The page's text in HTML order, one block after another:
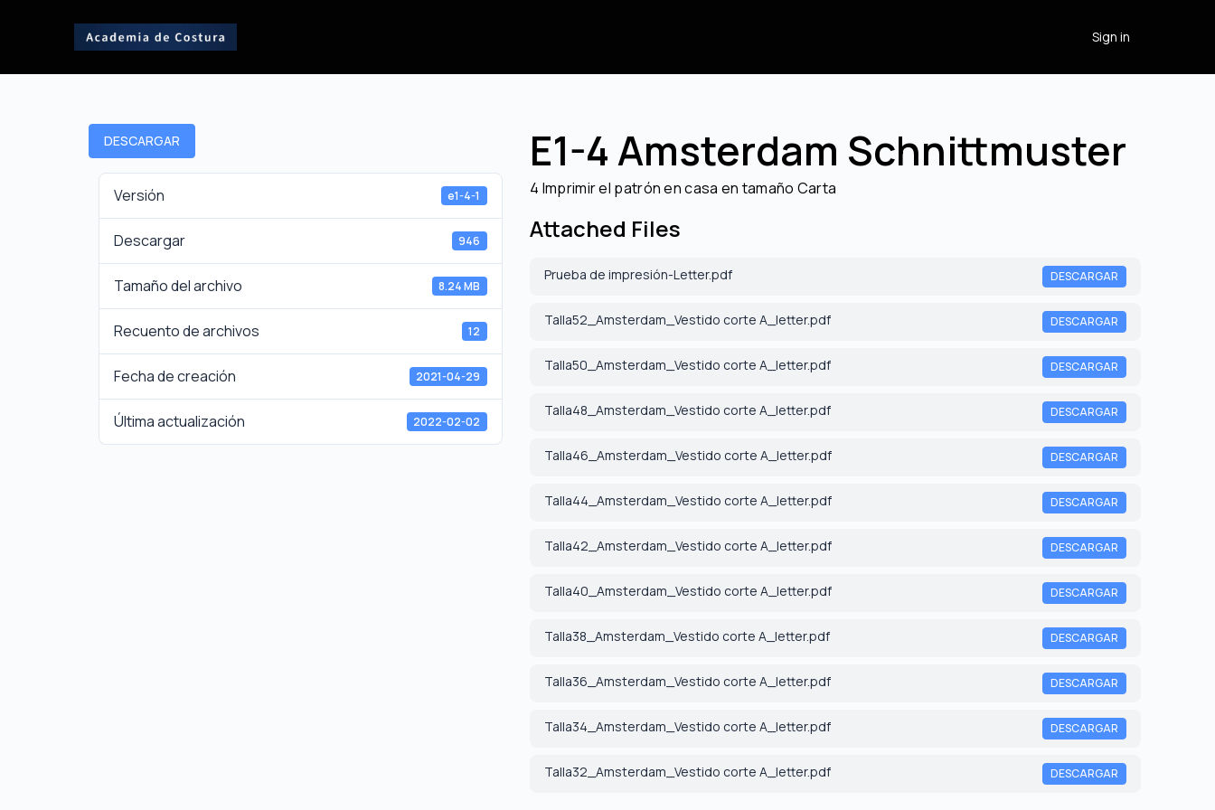
Sign in
DESCARGAR
Versión e1-4-1
Descargar 946
Tamaño del archivo 8.24 MB
Recuento de archivos 12
Fecha de creación 2021-04-29
Última actualización 2022-02-02
E1-4 Amsterdam Schnittmuster
4 Imprimir el patrón en casa en tamaño Carta
Attached Files
Prueba de impresión-Letter.pdf DESCARGAR
Talla52_Amsterdam_Vestido corte A_letter.pdf DESCARGAR
Talla50_Amsterdam_Vestido corte A_letter.pdf DESCARGAR
Talla48_Amsterdam_Vestido corte A_letter.pdf DESCARGAR
Talla46_Amsterdam_Vestido corte A_letter.pdf DESCARGAR
Talla44_Amsterdam_Vestido corte A_letter.pdf DESCARGAR
Talla42_Amsterdam_Vestido corte A_letter.pdf DESCARGAR
Talla40_Amsterdam_Vestido corte A_letter.pdf DESCARGAR
Talla38_Amsterdam_Vestido corte A_letter.pdf DESCARGAR
Talla36_Amsterdam_Vestido corte A_letter.pdf DESCARGAR
Talla34_Amsterdam_Vestido corte A_letter.pdf DESCARGAR
Talla32_Amsterdam_Vestido corte A_letter.pdf DESCARGAR